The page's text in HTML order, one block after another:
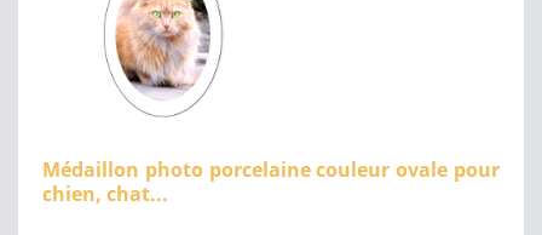
Médaillon photo porcelaine couleur ovale pour
chien, chat...